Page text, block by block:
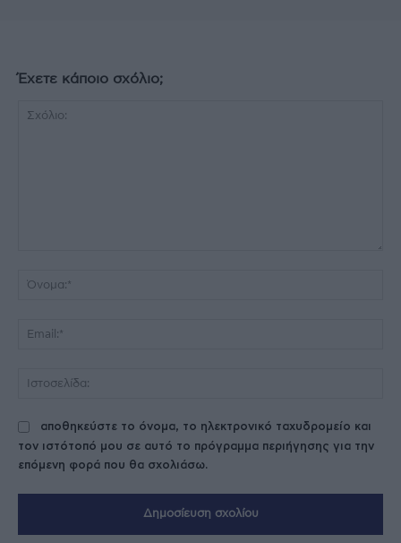
Έχετε κάποιο σχόλιο;
αποθηκεύστε το όνομα, το ηλεκτρονικό ταχυδρομείο και
τον ιστότοπό μου σε αυτό το πρόγραμμα περιήγησης για την
επόμενη φορά που θα σχολιάσω.